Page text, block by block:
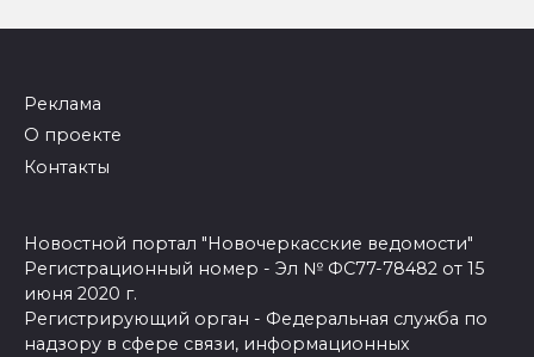
Реклама
О проекте
Контакты
Новостной портал "Новочеркасские ведомости"
Регистрационный номер - Эл № ФС77-78482 от 15
июня 2020 г.
Регистрирующий орган - Федеральная служба по
надзору в сфере связи, информационных